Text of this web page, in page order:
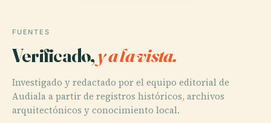
FUENTES
Verificado,y a la vista.
Investigado y redactado por el equipo editorial de
Audiala a partir de registros históricos, archivos
arquitectónicos y conocimiento local.